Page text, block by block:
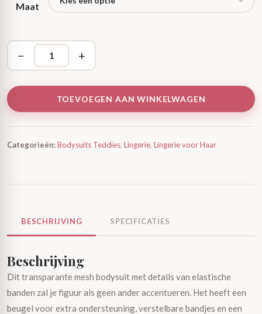
Maat
− +
TOEVOEGEN AAN WINKELWAGEN
Categorieën:Bodysuits Teddies, Lingerie, Lingerie voor Haar
BESCHRIJVING SPECIFICATIES
Beschrijving
Dit transparante mesh bodysuit met details van elastische
banden zal je figuur als geen ander accentueren. Het heeft een
beugel voor extra ondersteuning, verstelbare bandjes en een